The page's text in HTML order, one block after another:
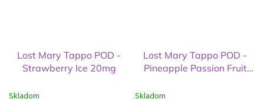
Lost Mary Tappo POD -
Strawberry Ice 20mg
Skladom
Lost Mary Tappo POD -
Pineapple Passion Fruit
Skladom